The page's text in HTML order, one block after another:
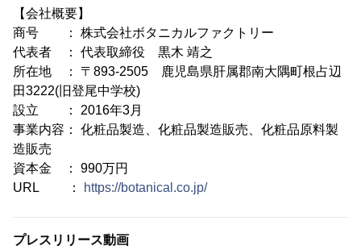
【会社概要】
商号 ： 株式会社ボタニカルファクトリー
代表者 ： 代表取締役 黒木 靖之
所在地 ： 〒893-2505 鹿児島県肝属郡南大隅町根占辺
田3222(旧登尾中学校)
設立 ： 2016年3月
事業内容： 化粧品製造、化粧品製造販売、化粧品原料製
造販売
資本金 ： 990万円
URL ：
https://botanical.co.jp/
プレスリリース動画